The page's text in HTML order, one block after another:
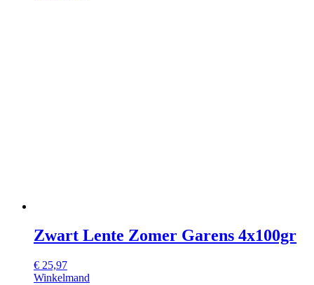
Zwart Lente Zomer Garens 4x100gr
€ 25,97
Winkelmand